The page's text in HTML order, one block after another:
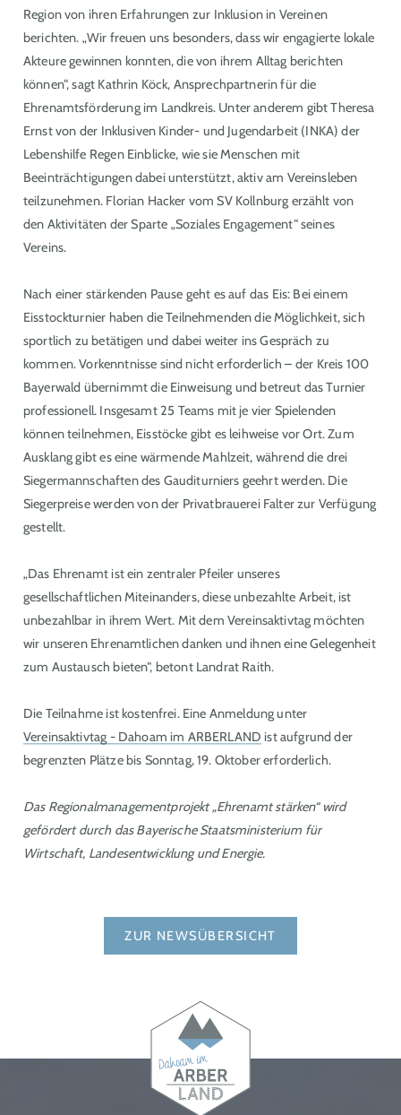
Region von ihren Erfahrungen zur Inklusion in Vereinen
berichten. „Wir freuen uns besonders, dass wir engagierte lokale
Akteure gewinnen konnten, die von ihrem Alltag berichten
können“, sagt Kathrin Köck, Ansprechpartnerin für die
Ehrenamtsförderung im Landkreis. Unter anderem gibt Theresa
Ernst von der Inklusiven Kinder- und Jugendarbeit (INKA) der
Lebenshilfe Regen Einblicke, wie sie Menschen mit
Beeinträchtigungen dabei unterstützt, aktiv am Vereinsleben
teilzunehmen. Florian Hacker vom SV Kollnburg erzählt von
den Aktivitäten der Sparte „Soziales Engagement“ seines
Vereins.
Nach einer stärkenden Pause geht es auf das Eis: Bei einem
Eisstockturnier haben die Teilnehmenden die Möglichkeit, sich
sportlich zu betätigen und dabei weiter ins Gespräch zu
kommen. Vorkenntnisse sind nicht erforderlich – der Kreis 100
Bayerwald übernimmt die Einweisung und betreut das Turnier
professionell. Insgesamt 25 Teams mit je vier Spielenden
können teilnehmen, Eisstöcke gibt es leihweise vor Ort. Zum
Ausklang gibt es eine wärmende Mahlzeit, während die drei
Siegermannschaften des Gauditurniers geehrt werden. Die
Siegerpreise werden von der Privatbrauerei Falter zur Verfügung
gestellt.
„Das Ehrenamt ist ein zentraler Pfeiler unseres
gesellschaftlichen Miteinanders, diese unbezahlte Arbeit, ist
unbezahlbar in ihrem Wert. Mit dem Vereinsaktivtag möchten
wir unseren Ehrenamtlichen danken und ihnen eine Gelegenheit
zum Austausch bieten“, betont Landrat Raith.
Die Teilnahme ist kostenfrei. Eine Anmeldung unter
Vereinsaktivtag - Dahoam im ARBERLAND ist aufgrund der
begrenzten Plätze bis Sonntag, 19. Oktober erforderlich.
Das Regionalmanagementprojekt „Ehrenamt stärken“ wird
gefördert durch das Bayerische Staatsministerium für
Wirtschaft, Landesentwicklung und Energie.
ZUR NEWSÜBERSICHT